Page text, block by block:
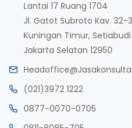
Lantai 17 Ruang 1704
Jl. Gatot Subroto Kav. 32-
Kuningan Timur, Setiabudi
Jakarta Selatan 12950
(021)3972 1222
0877-0070-0705